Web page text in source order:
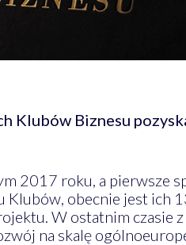
Klubów Biznesu
2017 roku, a pierwsze
obecnie jest ich
W ostatnim czasie
na skalę